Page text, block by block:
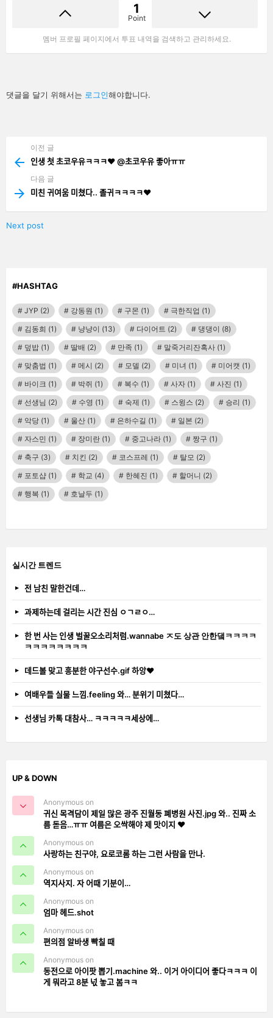
1
Point
멤버 프로필 페이지에서 투표 내역을 검색하고 관리하세요.
답
글
댓글을 달기 위해서는 로그인해야합니다.
more
이전 글
인생 첫 초코우유ㅋㅋㅋ❤️ @초코우유 좋아ㅠㅠ
다음 글
미친 귀여움 미쳤다.. 졸귀ㅋㅋㅋㅋ❤️
Next post
#HASHTAG
JYP (2) 강동원 (1) 구몬 (1) 극한직업 (1)
김동희 (1) 냥냥이 (13) 다이어트 (2) 댕댕이 (8)
덮밥 (1) 딸배 (2) 만족 (1) 말죽거리잔혹사 (1)
맞춤법 (1) 메시 (2) 모델 (2) 미녀 (1) 미어캣 (1)
바이크 (1) 박쥐 (1) 복수 (1) 사자 (1) 사진 (1)
선생님 (2) 수영 (1) 숙제 (1) 스윙스 (2) 승리 (1)
악당 (1) 울산 (1) 은하수길 (1) 일본 (2)
자스민 (1) 장미란 (1) 중고나라 (1) 짱구 (1)
축구 (3) 치킨 (2) 코스프레 (1) 탈모 (2)
포토샵 (1) 학교 (4) 한혜진 (1) 할머니 (2)
행복 (1) 호날두 (1)
실시간 트렌드
전 남친 말한건데…
과제하는데 걸리는 시간 진심 ㅇㄱㄹㅇ…
한 번 사는 인생 벌꿀오소리처럼.wannabe ㅈ도 상관 안한댘ㅋㅋㅋㅋ
ㅋㅋㅋㅋㅋㅋㅋㅋ
데드볼 맞고 흥분한 야구선수.gif 하앙❤️
여배우들 실물 느낌.feeling 와… 분위기 미쳤다…
선생님 카톡 대참사… ㅋㅋㅋㅋㅋ세상에…
UP & DOWN
Anonymous on
귀신 목격담이 제일 많은 광주 진월동 폐병원 사진.jpg 와.. 진짜 소
름 돋음…ㅠㅠ 여름은 오싹해야 제 맛이지 ❤️
Anonymous on
사랑하는 친구야, 요로코롬 하는 그런 사람을 만나.
Anonymous on
역지사지. 자 어때 기분이…
Anonymous on
엄마 헤드.shot
Anonymous on
편의점 알바생 빡칠 때
Anonymous on
동전으로 아이팟 뽑기.machine 와.. 이거 아이디어 좋다ㅋㅋㅋ 이
게 뭐라고 8분 넋 놓고 봄ㅋㅋ